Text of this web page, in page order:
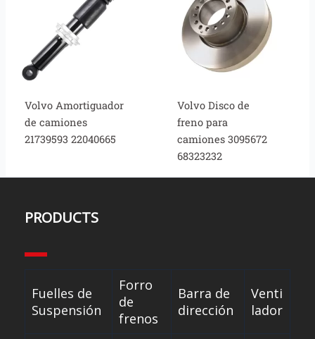
Volvo Amortiguador
de camiones
21739593 22040665
Volvo Disco de
freno para
camiones 3095672
68323232
PRODUCTS
Fuelles de
Suspensión
Forro
de
frenos
Barra de
dirección
Venti
lador